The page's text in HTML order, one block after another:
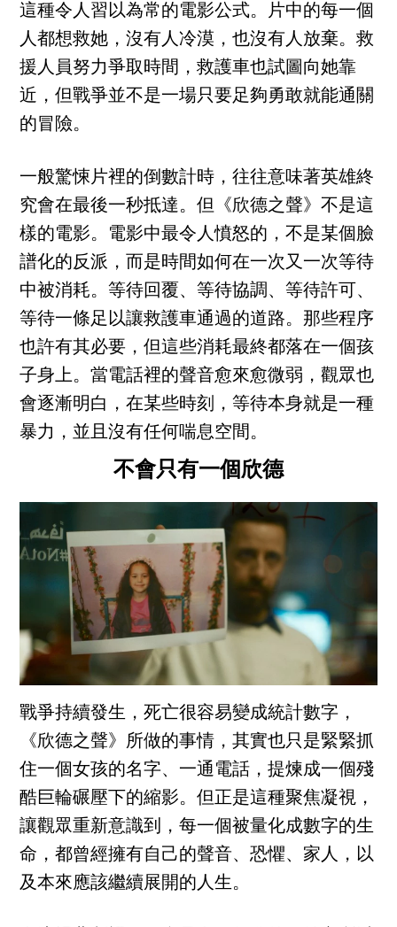
這種令人習以為常的電影公式。片中的每一個
人都想救她，沒有人冷漠，也沒有人放棄。救
援人員努力爭取時間，救護車也試圖向她靠
近，但戰爭並不是一場只要足夠勇敢就能通關
的冒險。
一般驚悚片裡的倒數計時，往往意味著英雄終
究會在最後一秒抵達。但《欣德之聲》不是這
樣的電影。電影中最令人憤怒的，不是某個臉
譜化的反派，而是時間如何在一次又一次等待
中被消耗。等待回覆、等待協調、等待許可、
等待一條足以讓救護車通過的道路。那些程序
也許有其必要，但這些消耗最終都落在一個孩
子身上。當電話裡的聲音愈來愈微弱，觀眾也
會逐漸明白，在某些時刻，等待本身就是一種
暴力，並且沒有任何喘息空間。
不會只有一個欣德
戰爭持續發生，死亡很容易變成統計數字，
《欣德之聲》所做的事情，其實也只是緊緊抓
住一個女孩的名字、一通電話，提煉成一個殘
酷巨輪碾壓下的縮影。但正是這種聚焦凝視，
讓觀眾重新意識到，每一個被量化成數字的生
命，都曾經擁有自己的聲音、恐懼、家人，以
及本來應該繼續展開的人生。